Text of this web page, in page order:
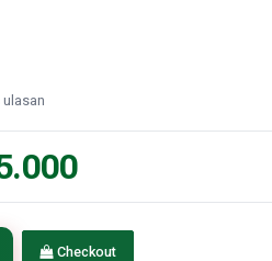
ulasan
Checkout